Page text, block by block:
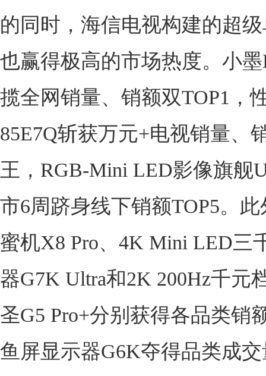
的同时，海信电视构建的超
也赢得极高的市场热度。小墨
揽全网销量、销额双TOP1，
85E7Q斩获万元+电视销量、
王，RGB-Mini LED影像旗舰
市6周跻身线下销额TOP5。
蜜机X8 Pro、4K Mini LED三
器G7K Ultra和2K 200Hz千元
圣G5 Pro+分别获得各品类销
鱼屏显示器G6K夺得品类成交